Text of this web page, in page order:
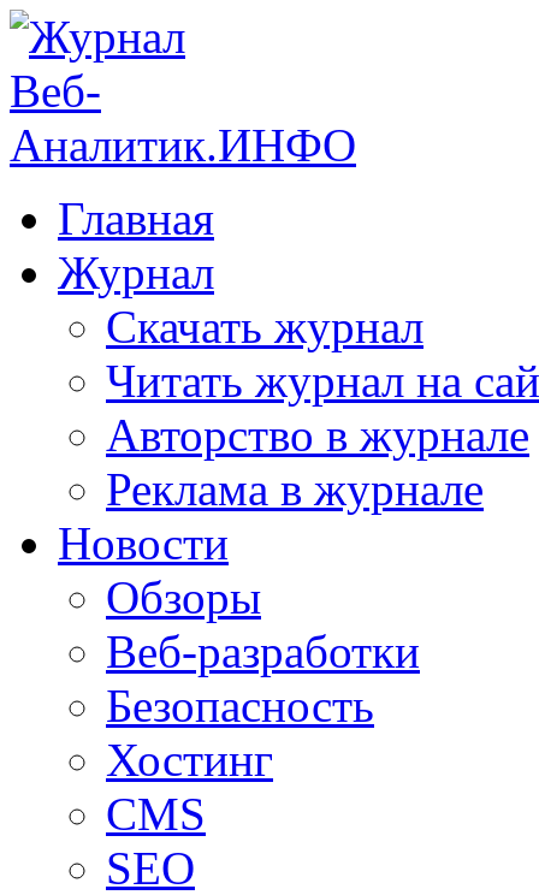
Главная
Журнал
Скачать журнал
Читать журнал на
Авторство в журнале
Реклама в журнале
Новости
Обзоры
Веб-разработки
Безопасность
Хостинг
CMS
SEO